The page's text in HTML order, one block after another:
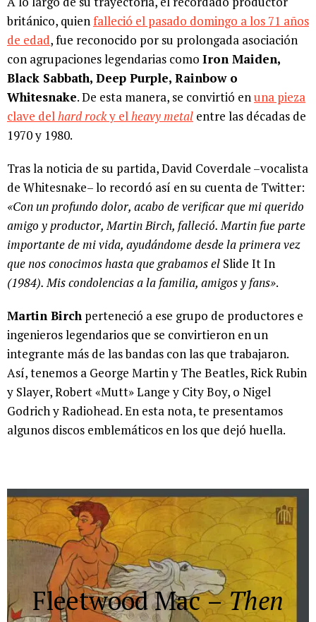
británico, quienfalleció el pasado domingo a los 71 años
de edad, fue reconocido por su prolongada asociación
con agrupaciones legendarias como Iron Maiden,
Black Sabbath, Deep Purple, Rainbow o
Whitesnake. De esta manera, se convirtió enuna pieza
clave delhard rocky elheavy metal entre las décadas de
1970 y 1980.
Tras la noticia de su partida, David Coverdale –vocalista
de Whitesnake– lo recordó así en su cuenta de Twitter:
«Con un profundo dolor, acabo de verificar que mi querido
amigo y productor, Martin Birch, falleció. Martin fue parte
importante de mi vida, ayudándome desde la primera vez
que nos conocimos hasta que grabamos el Slide It In
(1984). Mis condolencias a la familia, amigos y fans».
Martin Birch perteneció a ese grupo de productores e
ingenieros legendarios que se convirtieron en un
integrante más de las bandas con las que trabajaron.
Así, tenemos a George Martin y The Beatles, Rick Rubin
y Slayer, Robert «Mutt» Lange y City Boy, o Nigel
Godrich y Radiohead. En esta nota, te presentamos
algunos discos emblemáticos en los que dejó huella.
Fleetwood Mac–Then